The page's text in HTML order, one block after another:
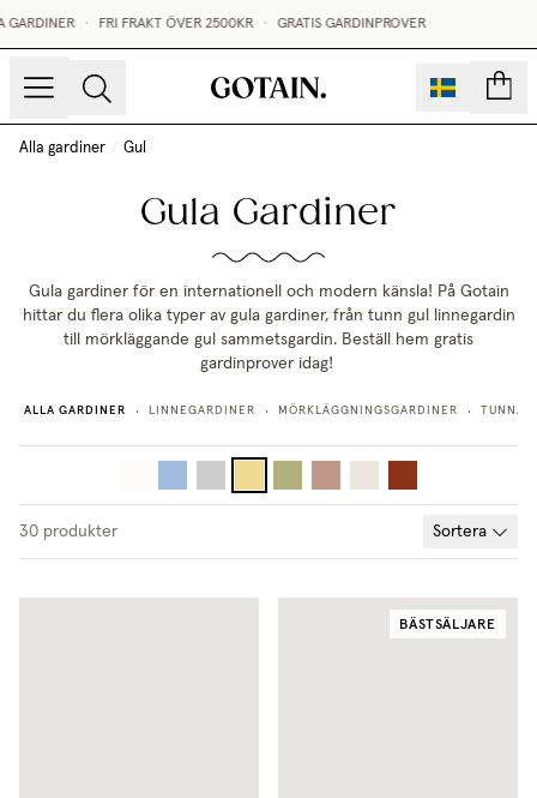
• FRI FRAKT ÖVER 2500KR • GRATIS GARDINPROVER
Alla gardiner / Gul
Gula Gardiner
Gula gardiner för en internationell och modern känsla! På Gotain
hittar du flera olika typer av gula gardiner, från tunn gul linnegardin
till mörkläggande gul sammetsgardin. Beställ hem gratis
gardinprover idag!
ALLA GARDINER • LINNEGARDINER • MÖRKLÄGGNINGSGARDINER • TUNNA
30 produkter Sortera
BÄSTSÄLJARE